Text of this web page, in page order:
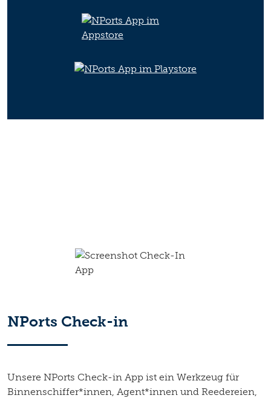
NPorts Check-in
Unsere NPorts Check-in App ist ein Werkzeug für
Binnenschiffer*innen, Agent*innen und Reedereien,